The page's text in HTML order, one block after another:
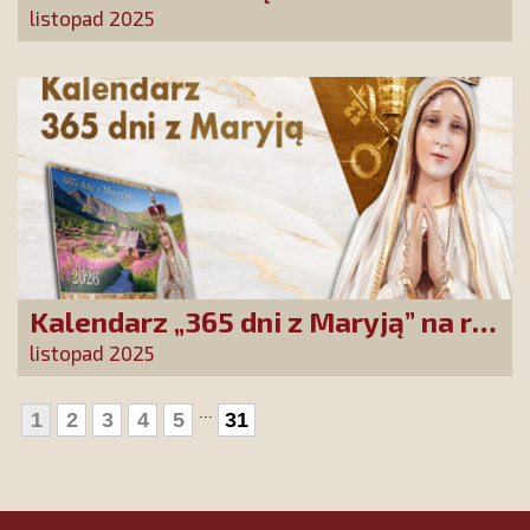
POLAKAMI". Wesprzyj produkcję
nowego filmu PCh24 TV
listopad 2025
Kalendarz „365 dni z Maryją” na rok
2026 już dostępny! Nowa edycja
zawiera wyjątkowy temat
przewodni
listopad 2025
1 2 3 4 5 31